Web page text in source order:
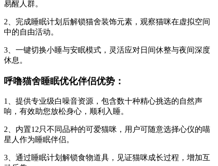
易醒人群。
2、完成睡眠计划后解锁猫舍装饰元素，观察猫咪在虚拟空间
中的自由活动。
3、一键切换小睡与安眠模式，灵活应对日间休整与夜间深度
休息。
呼噜猫舍睡眠优化伴侣优势：
1、提供专业级白噪音资源，包含数十种精心挑选的自然声
响，有效助您放松身心，顺利入睡。
2、内置12只不同品种的可爱猫咪，用户可随意选择心仪的喵
星人作为睡眠伴侣。
3、通过睡眠计划解锁食物道具，见证猫咪成长过程，增加互